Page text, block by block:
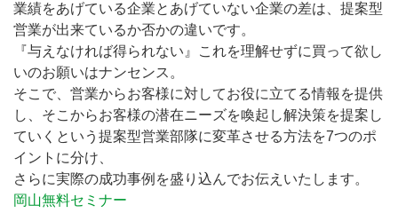
業績をあげている企業とあげていない企業の差は、提案型
営業が出来ているか否かの違いです。
『与えなければ得られない』これを理解せずに買って欲し
いのお願いはナンセンス。
そこで、営業からお客様に対してお役に立てる情報を提供
し、そこからお客様の潜在ニーズを喚起し解決策を提案し
ていくという提案型営業部隊に変革させる方法を7つのポ
イントに分け、
さらに実際の成功事例を盛り込んでお伝えいたします。
岡山無料セミナー